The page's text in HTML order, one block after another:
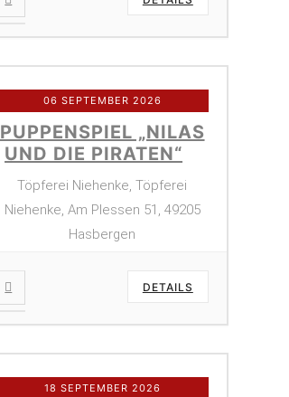
06 SEPTEMBER 2026
PUPPENSPIEL „NILAS
UND DIE PIRATEN“
Töpferei Niehenke, Töpferei
Niehenke, Am Plessen 51, 49205
Hasbergen
DETAILS
18 SEPTEMBER 2026